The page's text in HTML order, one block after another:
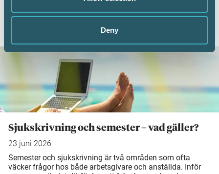
Deny
Sjukskrivning och semester – vad gäller?
23 juni 2026
Semester och sjukskrivning är två områden som ofta
väcker frågor hos både arbetsgivare och anställda. Inför